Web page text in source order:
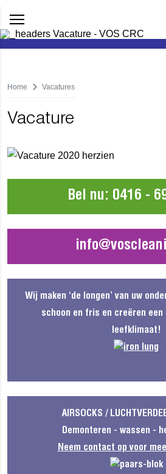
Bel nu: 0416 -
Wij maken ‘de longen’ van uw
schoon en fris en creëren een
leefklimaat!
AIRSOCKS /
Demonteren - wassen -
Neem contact op voor
Home Vacatures
Vacature